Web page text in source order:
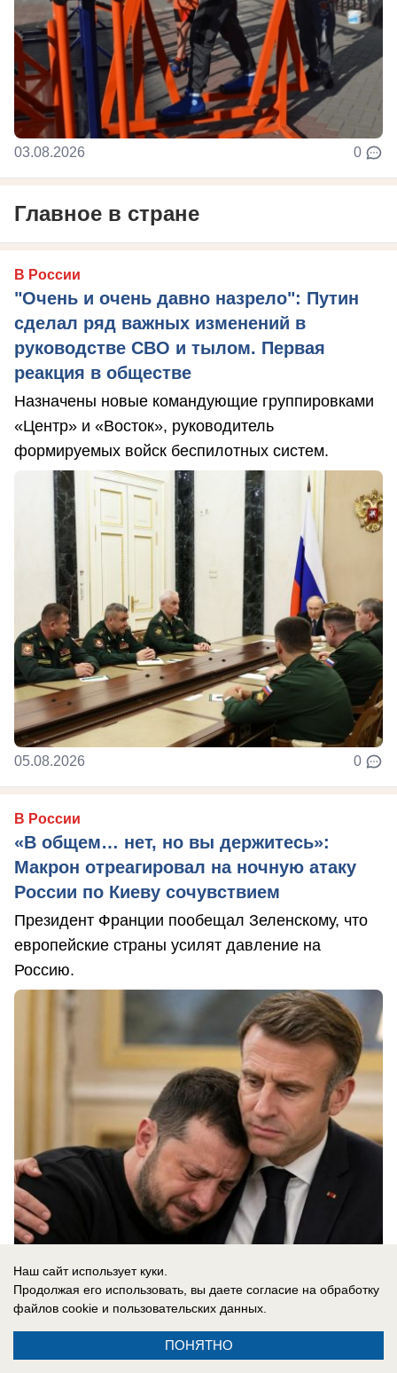
03.08.2026 0
Главное в стране
В России
"Очень и очень давно назрело": Путин
сделал ряд важных изменений в
руководстве СВО и тылом. Первая
реакция в обществе
Назначены новые командующие группировками
«Центр» и «Восток», руководитель
формируемых войск беспилотных систем.
05.08.2026 0
В России
«В общем… нет, но вы держитесь»:
Макрон отреагировал на ночную атаку
России по Киеву сочувствием
Президент Франции пообещал Зеленскому, что
европейские страны усилят давление на
Россию.
05.08.2026
«Запускают по прямой по ночам»:
Наш сайт использует куки.
Продолжая его использовать, вы даете согласие на обработку
файлов cookie и пользовательских данных.
ПОНЯТНО